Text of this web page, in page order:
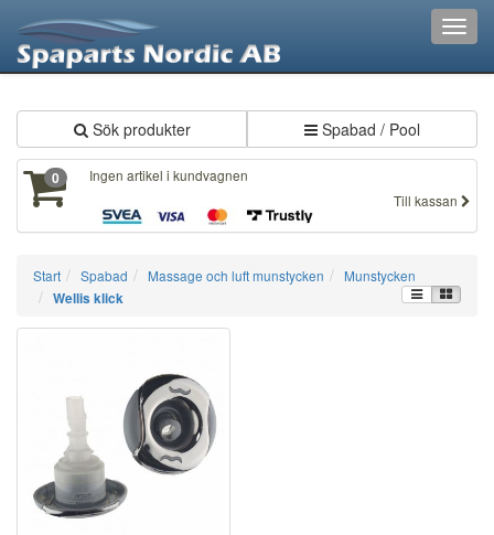
Sök produkter Spabad / Pool
0
Ingen artikel i kundvagnen
Till kassan
Start Spabad Massage och luft munstycken
Munstycken
Wellis klick